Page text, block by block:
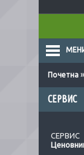
Почетна »
СЕРВИС
СЕРВИС